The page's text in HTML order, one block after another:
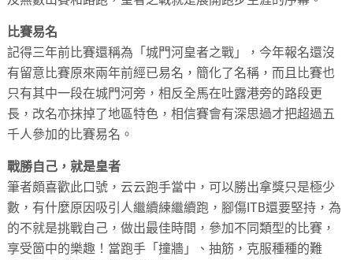
比賽易名
記得三年前比賽還稱為「城門河皇者之戰」，今年報名還沒
有留意比賽原來兩年前經已易名，簡化了名稱，而且比賽也
只有其中一段在城門河旁，相反全馬在吐露港旁的路段更
長，改名亦抹掉了地區特色，相信賽會有深思過才把超過五
千人參加的比賽易名。
戰勝自己，就是皇者
筆者頗喜歡此口號，云云跑手當中，可以勝出拿獎只是極少
數，有什麼原因吸引人繼續練繼續跑，腳傷ITB還要堅持，為
的不就是挑戰自己，做出最佳時間，參加不同類型的比賽，
享受箇中的樂趣！當跑手「撞牆」、抽筋，克服種種的難